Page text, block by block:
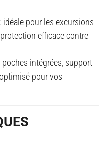
: idéale pour les excursions
efficace contre
poches intégrées, support
pour vos